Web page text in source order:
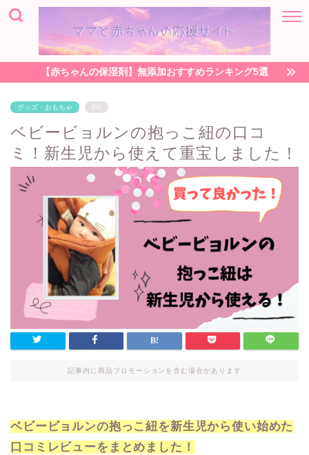
【赤ちゃんの保湿剤】無添加おすすめランキング5選
グッズ・おもちゃ PR
ベビービョルンの抱っこ紐の口コ
ミ！新生児から使えて重宝しました！
記事内に商品プロモーションを含む場合があります
ベビービョルンの抱っこ紐を新生児から使い始めた
口コミレビューをまとめました！